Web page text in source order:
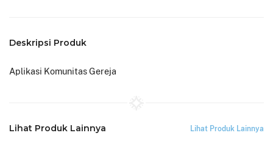
Deskripsi Produk
Aplikasi Komunitas Gereja
Lihat Produk Lainnya Lihat Produk Lainnya